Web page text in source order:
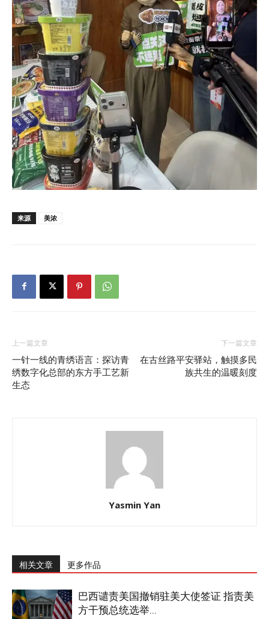
来源 美浓
上一篇文章
一针一线的青绣语言：探访青
绣数字化总部的东方手工艺新
生态
下一篇文章
在古丝路平安驿站，触摸多民
族共生的温暖刻度
Yasmin Yan
相关文章 更多作品
巴西谴责美国撤销驻美大使签证 指责美
方干预总统选举...